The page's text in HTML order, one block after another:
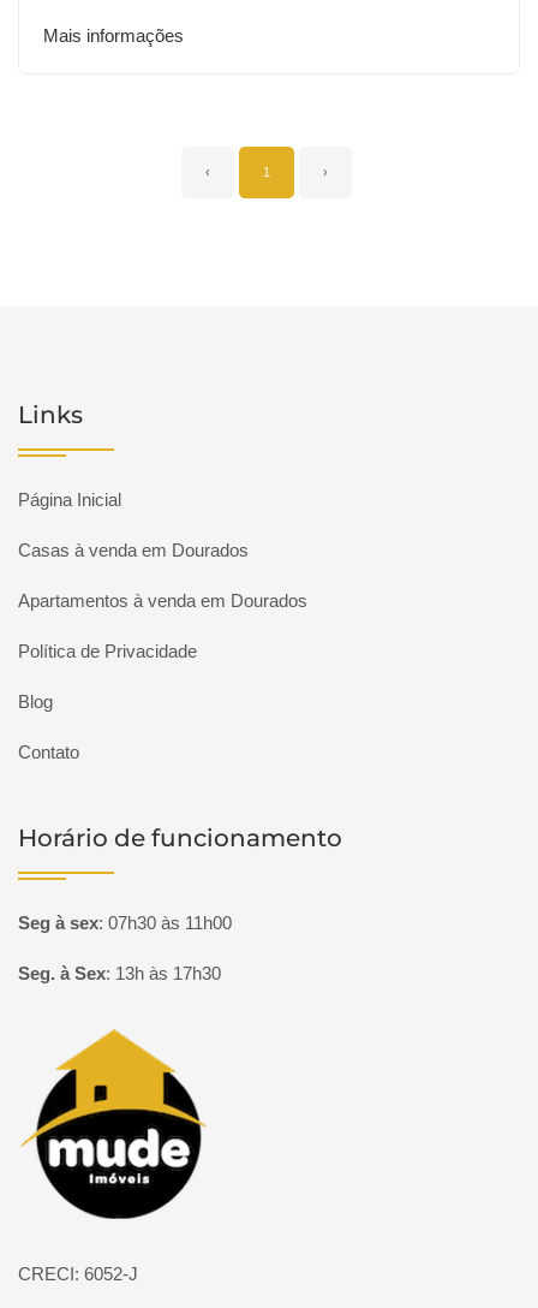
Mais informações
‹ 1 ›
Links
Página Inicial
Casas à venda em Dourados
Apartamentos à venda em Dourados
Política de Privacidade
Blog
Contato
Horário de funcionamento
Seg à sex: 07h30 às 11h00
Seg. à Sex: 13h às 17h30
Página inicial
CRECI: 6052-J